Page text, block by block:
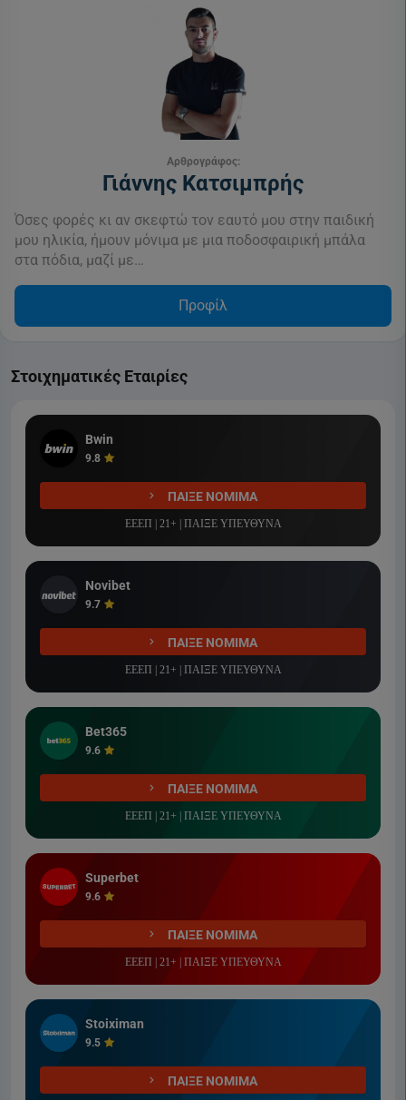
Αρθρογράφος:
Γιάννης Κατσιμπρής
Όσες φορές κι αν σκεφτώ τον εαυτό μου στην παιδική
μου ηλικία, ήμουν μόνιμα με μια ποδοσφαιρική μπάλα
στα πόδια, μαζί με…
Προφίλ
Στοιχηματικές Εταιρίες
Bwin
9.8
ΠΑΙΞΕ ΝΟΜΙΜΑ
ΕΕΕΠ | 21+ | ΠΑΙΞΕ ΥΠΕΥΘΥΝΑ
Novibet
9.7
ΠΑΙΞΕ ΝΟΜΙΜΑ
ΕΕΕΠ | 21+ | ΠΑΙΞΕ ΥΠΕΥΘΥΝΑ
Bet365
9.6
ΠΑΙΞΕ ΝΟΜΙΜΑ
ΕΕΕΠ | 21+ | ΠΑΙΞΕ ΥΠΕΥΘΥΝΑ
Superbet
9.6
ΠΑΙΞΕ ΝΟΜΙΜΑ
ΕΕΕΠ | 21+ | ΠΑΙΞΕ ΥΠΕΥΘΥΝΑ
Stoiximan
9.5
ΠΑΙΞΕ ΝΟΜΙΜΑ